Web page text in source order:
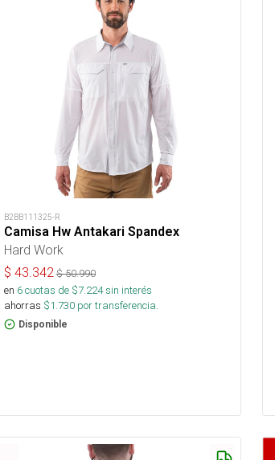
B2BB111325-R
Camisa Hw Antakari Spandex
Hard Work
$ 43.342 $50.990
en 6cuotas de $7.224sin interés
ahorras $1.730por transferencia.
Disponible